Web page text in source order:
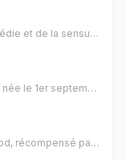
Actrice américaine, icône de la comédie et de la sensualité des années 1950.
Zendaya Maree Stoermer Coleman, née le 1er septembre 1996 à Oakland en Californie, est une actrice et chanteuse américaine.
Acteur américain, icône de Hollywood, récompensé par un Oscar